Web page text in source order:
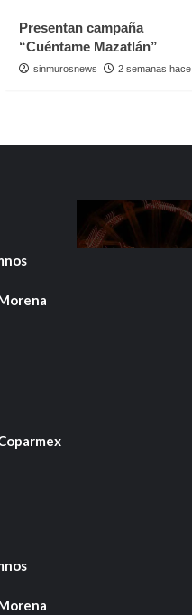
Presentan campaña
“Cuéntame Mazatlán”
sinmurosnews 2 semanas hace